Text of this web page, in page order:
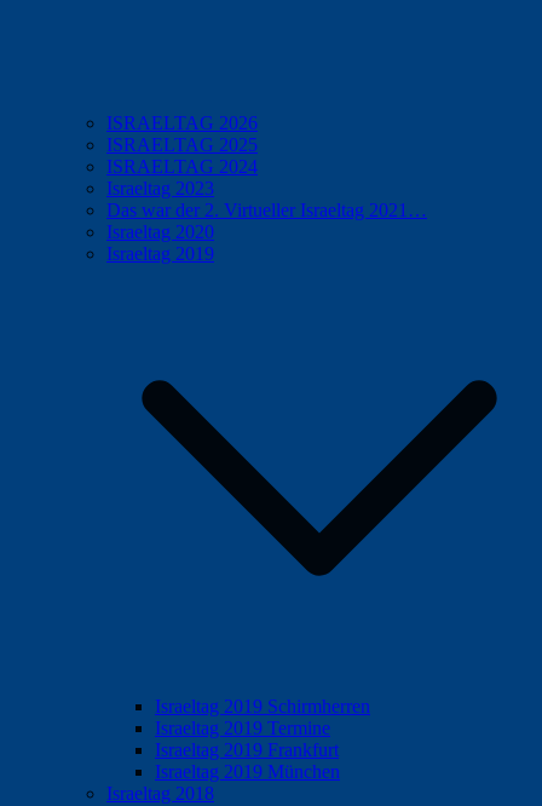
ISRAELTAG 2026
ISRAELTAG 2025
ISRAELTAG 2024
Israeltag 2023
Das war der 2. Virtueller Israeltag 2021…
Israeltag 2020
Israeltag 2019
Israeltag 2019 Schirmherren
Israeltag 2019 Termine
Israeltag 2019 Frankfurt
Israeltag 2019 München
Israeltag 2018